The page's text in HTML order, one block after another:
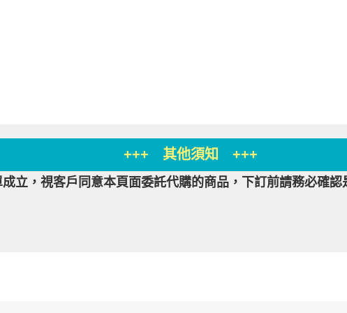
+++ 其他須知 +++
立，視客戶同意本頁面委託代購的商品，下訂前請務必確認